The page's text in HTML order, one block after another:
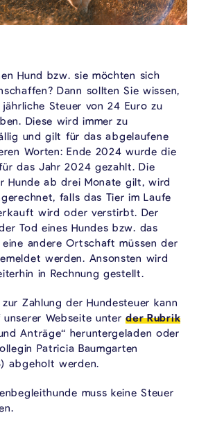
Hund bzw. sie möchten sich
Dann sollten Sie wissen,
Steuer von 24 Euro zu
Diese wird immer zu
und gilt für das abgelaufene
Worten: Ende 2024 wurde die
das Jahr 2024 gezahlt. Die
Hunde ab drei Monate gilt, wird
falls das Tier im Laufe
wird oder verstirbt. Der
Tod eines Hundes bzw. das
eine andere Ortschaft müssen der
werden. Ansonsten wird
in Rechnung gestellt.
Zahlung der Hundesteuer kann
Webseite unterder Rubrik
Anträge“ heruntergeladen oder
Patricia Baumgarten
abgeholt werden.
muss keine Steuer